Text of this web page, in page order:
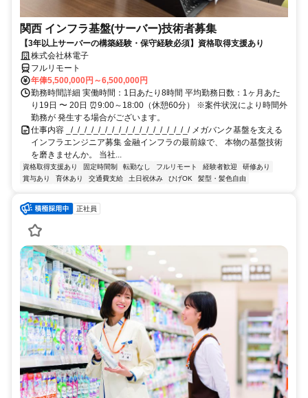
関西 インフラ基盤(サーバー)技術者募集
【3年以上サーバーの構築経験・保守経験必須】資格取得支援あり
株式会社林電子
フルリモート
年俸5,500,000円～6,500,000円
勤務時間詳細 実働時間：1日あたり8時間 平均勤務日数：1ヶ月あた
り19日 〜 20日 ⏰9:00～18:00（休憩60分） ※案件状況により時間外
勤務が 発生する場合がございます。
仕事内容 _/_/_/_/_/_/_/_/_/_/_/_/_/_/_/_/_/_/ メガバンク基盤を支える
インフラエンジニア募集 金融インフラの最前線で、 本物の基盤技術
を磨きませんか。 当社...
資格取得支援あり 固定時間制 転勤なし フルリモート 経験者歓迎
研修あり
賞与あり
育休あり 交通費支給 土日祝休み ひげOK 髪型・髪色自由
正社員